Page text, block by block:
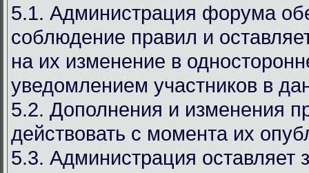
5.1. Администрация форума
соблюдение правил и
на их изменение в
уведомлением участников в
5.2. Дополнения и изменения
действовать с момента их
5.3. Администрация оставляет